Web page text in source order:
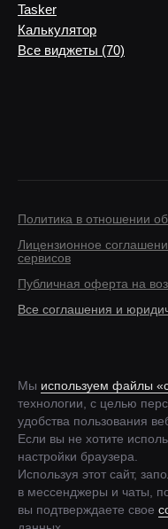
Tasker
Калькулятор
Все виджеты (70)
Политика в отношении
Лицензионное
сервисов
Публичная оферта на
Все соглашения и
Мы используем файлы
технологии, с целью
удобства пользования
Если вы не хотите
настройки браузера.
Используя этот сайт,
в мессенджеры и чаты,
вы подтверждаете свое